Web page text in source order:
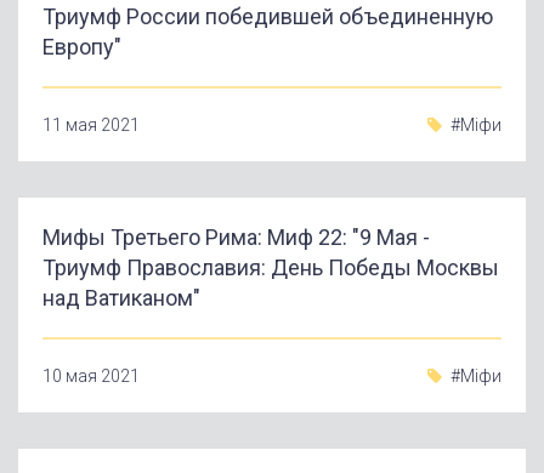
Триумф России победившей объединенную
Европу"
11 мая 2021 #Міфи
Мифы Третьего Рима: Миф 22: "9 Мая -
Триумф Православия: День Победы Москвы
над Ватиканом"
10 мая 2021 #Міфи